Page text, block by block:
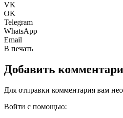
VK
OK
Telegram
WhatsApp
Email
В печать
Добавить
Для отправки комментария вам
Войти с помощью: